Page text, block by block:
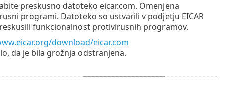
preskusno datoteko eicar.com. Omenjena
programi. Datoteko so ustvarili v podjetju EICAR
funkcionalnost protivirusnih programov.
download/eicar.com
da je bila grožnja odstranjena.